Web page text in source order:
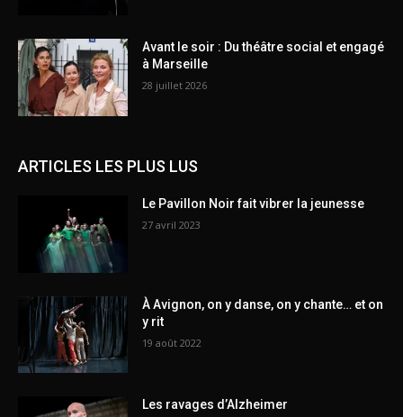
Avant le soir : Du théâtre social et engagé
à Marseille
28 juillet 2026
ARTICLES LES PLUS LUS
Le Pavillon Noir fait vibrer la jeunesse
27 avril 2023
À Avignon, on y danse, on y chante… et on
y rit
19 août 2022
Les ravages d’Alzheimer